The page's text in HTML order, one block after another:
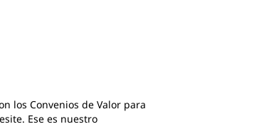
los Convenios de Valor para
Ese es nuestro